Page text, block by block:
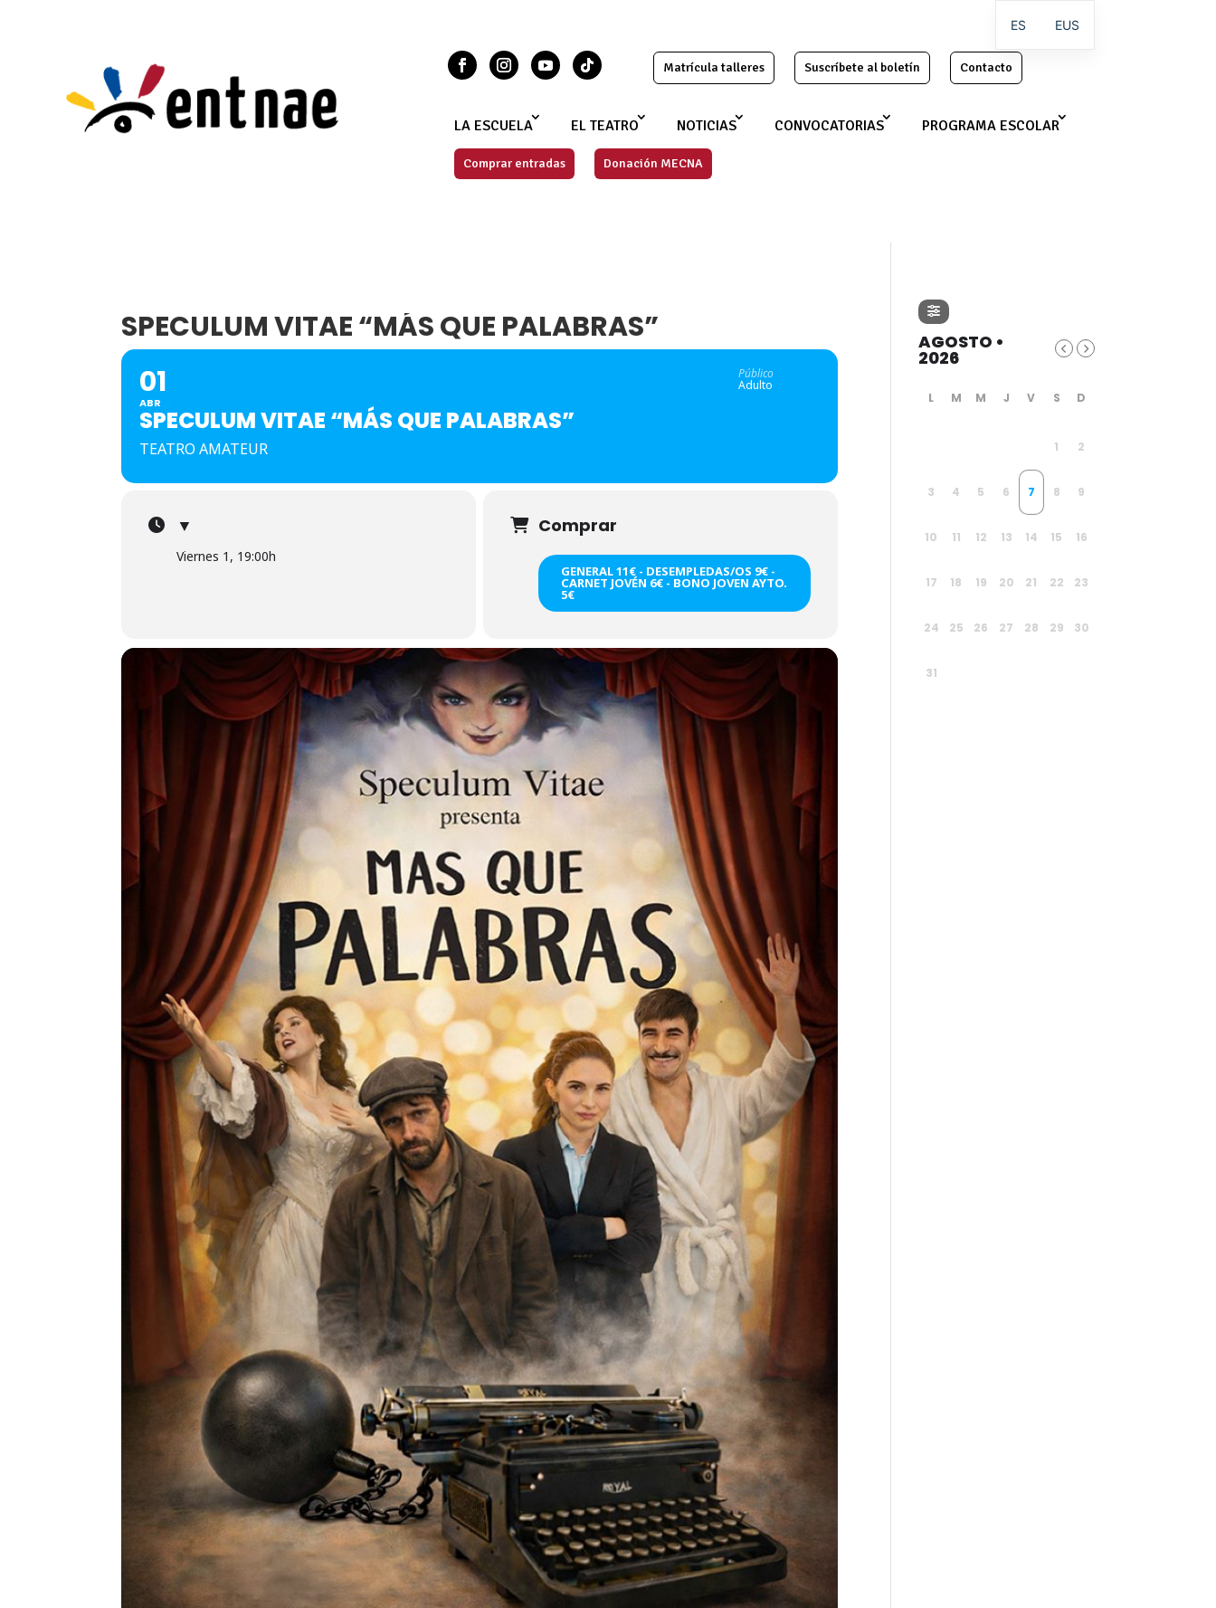
Matrícula talleres Suscríbete al boletín Contacto
LA ESCUELA EL TEATRO NOTICIAS CONVOCATORIAS PROGRAMA ESCOLAR
Comprar entradas Donación MECNA
SPECULUM VITAE “MÁS QUE PALABRAS”
01
ABR
SPECULUM VITAE “MÁS QUE PALABRAS”
TEATRO AMATEUR
Público
Adulto
▼
Viernes 1, 19:00h
Comprar
GENERAL 11€ - DESEMPLEDAS/OS 9€ -
CARNET JOVÉN 6€ - BONO JOVEN AYTO.
5€
AGOSTO •
2026
1 2
3 4 5 6 7 8 9
10 11 12 13 14 15 16
17 18 19 20 21 22 23
24 25 26 27 28 29 30
31
ES EUS